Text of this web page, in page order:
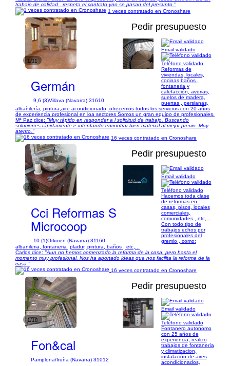
trabajo de calidad , respeta el contrato yno se pasan del presunto."
1 veces contratado en Cronoshare
1/11
Pedir presupuesto
Germán
9,6 (3)Villava (Navarra) 31610
Email validado
Teléfono validado
Reformas de
viviendas, locales,
cocinas,baños ,
fontaneria y
calefacción, averias,
suelos de madera,
puertas , persianas,
albañilería, pintura,aire acondicionado, ofrecemos todos los servicios con 20 años
de experiencia profesional en loa sectores Somos un gran equipo de profesionales.
Mª Paz dice: "Muy rápido en responder a l solicitud de trabajo. Buscando
soluciones rápidamente e intentando encontrar bien material al mejor precio. Muy
atento."
16 veces contratado en Cronoshare
1/6
Pedir presupuesto
Cci Reformas S
Microcoop
10 (1)Orkoien (Navarra) 31160
Email validado
Teléfono validado
Hacemos toda clase
de reformas en :
casas, pisos, locales
comerciales,
comunidades , etc,...
Con todo tipo de
trabajos echos por
profesionales del
gremio , como:
albanileria, fontaneria ,pladur, pintura, baños , etc,...
Carlos dice: "Aun no hemos comenzado la reforma de la casa, pero hasta el
momento muy profesional. Nos ha aportado ideas que nos facilita la reforma de la
casa."
16 veces contratado en Cronoshare
1/18
Pedir presupuesto
Fon&cal
Pamplona/Iruña (Navarra) 31012
Email validado
Teléfono validado
Fontanero autonomo
con 25 años de
experiencia, realizo
trabajos de fontanería
y climatizacion,
instalación de aires
acondicionados,